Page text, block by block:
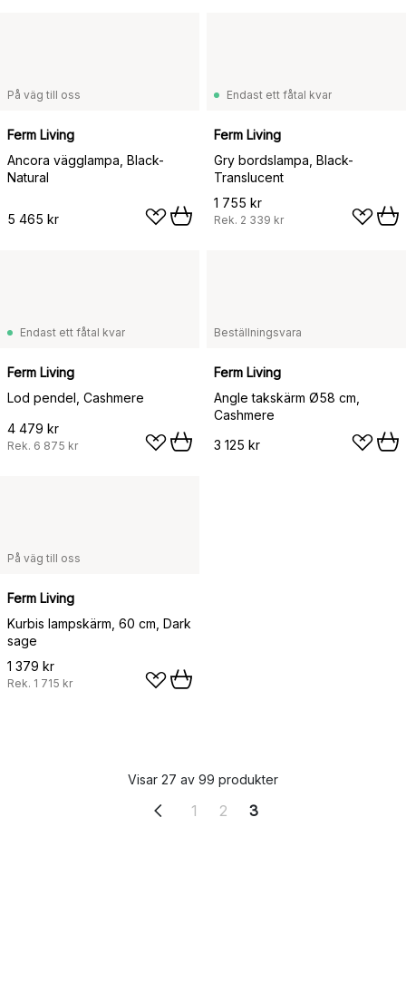
På väg till oss
Ferm Living
Ancora vägglampa, Black-
Natural
5 465 kr
Endast ett fåtal kvar
Ferm Living
Gry bordslampa, Black-
Translucent
1 755 kr
Rek. 2 339 kr
Endast ett fåtal kvar
Ferm Living
Lod pendel, Cashmere
4 479 kr
Rek. 6 875 kr
Beställningsvara
Ferm Living
Angle takskärm Ø58 cm,
Cashmere
3 125 kr
På väg till oss
Ferm Living
Kurbis lampskärm, 60 cm, Dark
sage
1 379 kr
Rek. 1 715 kr
Visar 27 av 99 produkter
1 2 3